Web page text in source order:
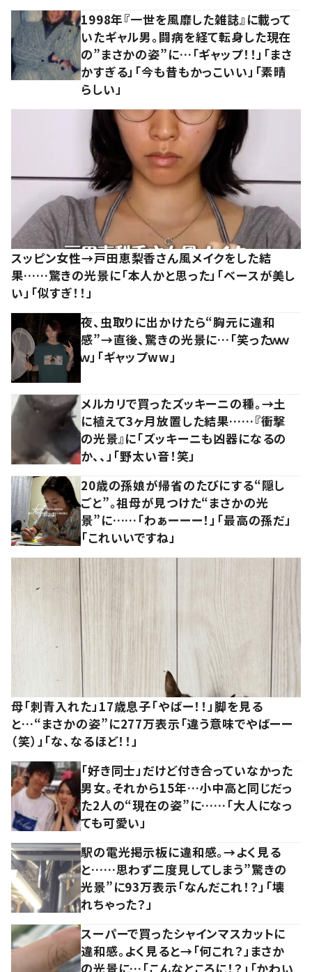
1998年『一世を風靡した雑誌』に載って
いたギャル男。闘病を経て転身した現在
の”まさかの姿”に…「ギャップ！！」「まさ
かすぎる」「今も昔もかっこいい」「素晴
らしい」
スッピン女性→戸田恵梨香さん風メイクをした結
果……驚きの光景に「本人かと思った」「ベースが美し
い」「似すぎ！！」
夜、虫取りに出かけたら“胸元に違和
感”→直後、驚きの光景に…「笑ったｗｗ
ｗ」「ギャップww」
メルカリで買ったズッキーニの種。→土
に植えて3ヶ月放置した結果……『衝撃
の光景』に「ズッキーニも凶器になるの
か、、」「野太い音！笑」
20歳の孫娘が帰省のたびにする“隠し
ごと”。祖母が見つけた“まさかの光
景”に……「わぁーーー！」「最高の孫だ」
「これいいですね」
母「刺青入れた」17歳息子「やばー！！」脚を見る
と…“まさかの姿”に277万表示「違う意味でやばーー
（笑）」「な、なるほど！！」
「好き同士」だけど付き合っていなかった
男女。それから15年…小中高と同じだっ
た2人の“現在の姿”に……「大人になっ
ても可愛い」
駅の電光掲示板に違和感。→よく見る
と……思わず二度見してしまう”驚きの
光景”に93万表示「なんだこれ！？」「壊
れちゃった？」
スーパーで買ったシャインマスカットに
違和感。よく見ると→「何これ？」まさか
の光景に…「こんなところに！？」「かわい